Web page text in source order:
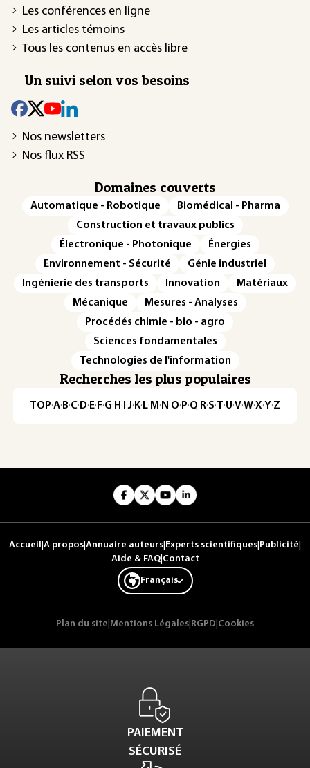
Les conférences en ligne
Les articles témoins
Tous les contenus en accès libre
Un suivi selon vos besoins
Nos newsletters
Nos flux RSS
Domaines couverts
Automatique - Robotique
Biomédical - Pharma
Construction et travaux publics
Électronique - Photonique
Énergies
Environnement - Sécurité
Génie industriel
Ingénierie des transports
Innovation
Matériaux
Mécanique
Mesures - Analyses
Procédés chimie - bio - agro
Sciences fondamentales
Technologies de l'information
Recherches les plus populaires
TOP·A·B·C· D· E· F·G· H · ·J· K· L· M · N ·O· P·Q· R·S·T·U·V·W·X·Y·Z
Accueil A propos Annuaire auteurs Experts scientifiques Publicité
Aide & FAQ| Contact
Français
Plan du site Mentions Légales RGPD Cookies
PAIEMENT
SÉCURISÉ